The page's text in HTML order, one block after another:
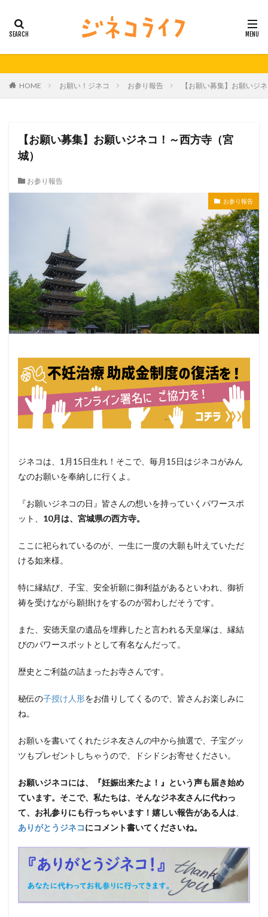
HOME お願い！ジネコ お参り報告 【お願い募集】お願いジ
【お願い募集】お願いジネコ！～西方寺（宮
城）
お参り報告
お参り報告
ジネコは、1月15日生れ！そこで、毎月15日はジネコがみん
なのお願いを奉納しに行くよ。
『お願いジネコの日』皆さんの想いを持っていくパワースポ
ット、 10月は、宮城県の西方寺。
ここに祀られているのが、一生に一度の大願も叶えていただ
ける如来様。
特に縁結び、子宝、安全祈願に御利益があるといわれ、御祈
祷を受けながら願掛けをするのが習わしだそうです。
また、安徳天皇の遺品を埋葬したと言われる天皇塚は、縁結
びのパワースポットとして有名なんだって。
歴史とご利益の詰まったお寺さんです。
秘伝の子授け人形をお借りしてくるので、皆さんお楽しみに
ね。
お願いを書いてくれたジネ友さんの中から抽選で、子宝グッ
ツもプレゼントしちゃうので、ドシドシお寄せください。
お願いジネコには、『妊娠出来たよ！』という声も届き始め
ています。 そこで、私たちは、そんなジネ友さんに代わっ
て、お礼参りにも行っちゃいます！ 嬉しい報告がある人は
ありがとうジネコにコメント書いてくださいね。
男性不妊